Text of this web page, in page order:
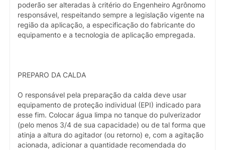
poderão ser alteradas à critério do Engenheiro Agrônomo
responsável, respeitando sempre a legislação vigente na
região da aplicação, a especificação do fabricante do
equipamento e a tecnologia de aplicação empregada.
PREPARO DA CALDA
O responsável pela preparação da calda deve usar
equipamento de proteção individual (EPI) indicado para
esse fim. Colocar água limpa no tanque do pulverizador
(pelo menos 3/4 de sua capacidade) ou de tal forma que
atinja a altura do agitador (ou retorno) e, com a agitação
acionada, adicionar a quantidade recomendada do